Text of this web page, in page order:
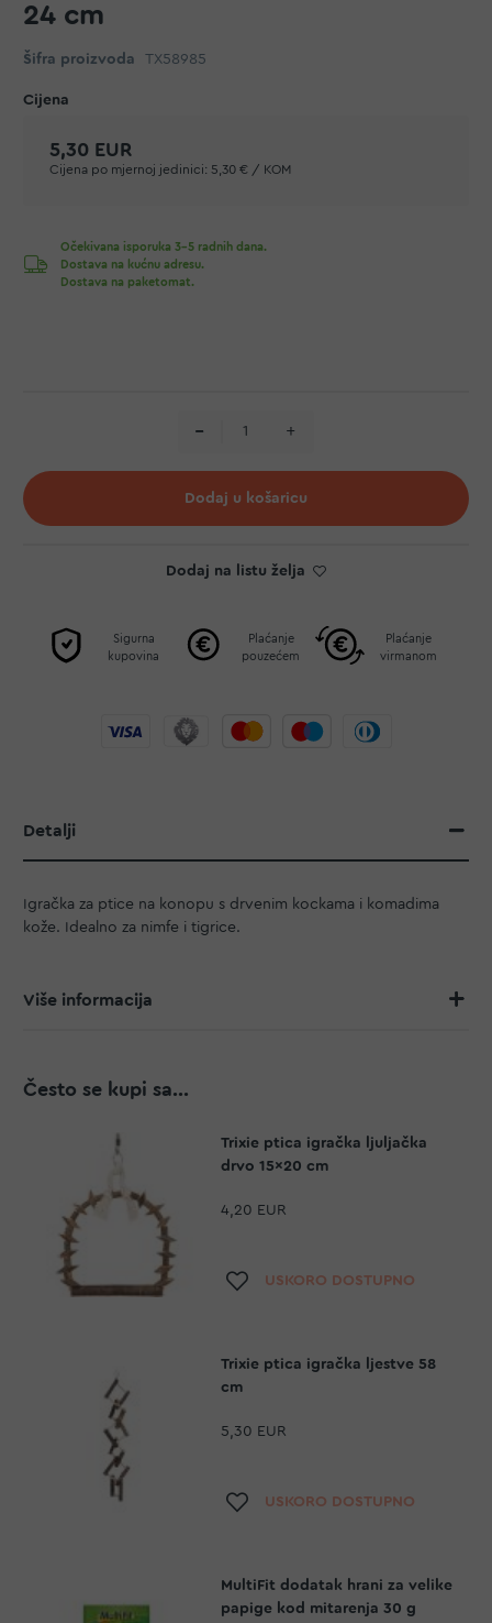
24 cm
Šifra proizvoda TX58985
5,30 EUR
Cijena po mjernoj jedinici: 5,30 € / KOM
Očekivana isporuka 3-5 radnih dana.
Dostava na kućnu adresu.
Dostava na paketomat.
Dodaj u košaricu
Dodaj na listu želja
Sigurna
kupovina
Plaćanje
pouzećem
Plaćanje
virmanom
Detalji
Igračka za ptice na konopu s drvenim kockama i komadima
kože. Idealno za nimfe i tigrice.
Više informacija
Često se kupi sa...
Trixie ptica igračka ljuljačka
drvo 15x20 cm
4,20 EUR
Dodaj na listu želja
USKORO DOSTUPNO
Trixie ptica igračka ljestve 58
cm
5,30 EUR
Dodaj na listu želja
USKORO DOSTUPNO
MultiFit dodatak hrani za velike
papige kod mitarenja 30 g